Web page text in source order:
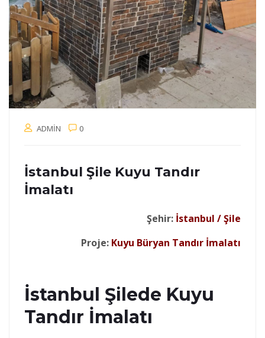
ADMIN 0
İstanbul Şile Kuyu Tandır
İmalatı
Şehir: İstanbul / Şile
Proje: Kuyu Büryan Tandır İmalatı
İstanbul Şilede Kuyu
Tandır İmalatı